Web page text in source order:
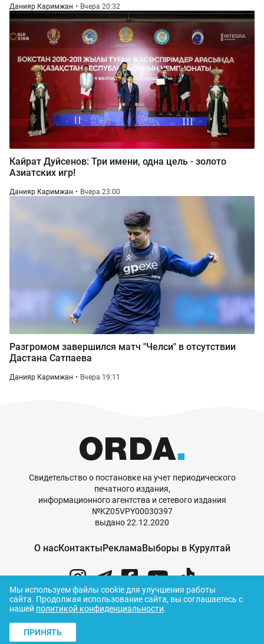
Данияр Каримжан Вчера 20:32
Кайрат Дуйсенов: Три имени, одна цель - золото
Азиатских игр!
Данияр Каримжан Вчера 23:00
Разгромом завершился матч "Челси" в отсутствии
Дастана Сатпаева
Данияр Каримжан Вчера 19:11
Свидетельство о постановке на учет периодического
печатного издания,
информационного агентства и сетевого издания
№KZ05VPY00030397
выдано 22.12.2020
О насКонтактыРекламаВыборы в Курултай
© ORDA,2026.Правила использования
материалов
Мы используем файлы cookie для улучшения работы
сайта. Продолжая использование сайта, вы соглашаетесь с
нашей политикой конфиденциальности.
ПРИНЯТЬ